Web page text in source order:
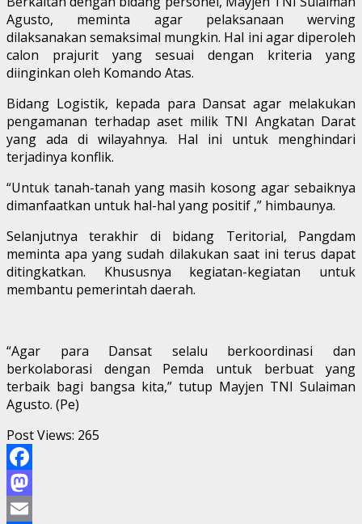
Agusto, meminta agar pelaksanaan werving
dilaksanakan semaksimal mungkin. Hal ini agar diperoleh
calon prajurit yang sesuai dengan kriteria yang
diinginkan oleh Komando Atas.
Bidang Logistik, kepada para Dansat agar melakukan
pengamanan terhadap aset milik TNI Angkatan Darat
yang ada di wilayahnya. Hal ini untuk menghindari
terjadinya konflik.
“Untuk tanah-tanah yang masih kosong agar sebaiknya
dimanfaatkan untuk hal-hal yang positif ,” himbaunya.
Selanjutnya terakhir di bidang Teritorial, Pangdam
meminta apa yang sudah dilakukan saat ini terus dapat
ditingkatkan. Khususnya kegiatan-kegiatan untuk
membantu pemerintah daerah.
“Agar para Dansat selalu berkoordinasi dan
berkolaborasi dengan Pemda untuk berbuat yang
terbaik bagi bangsa kita,” tutup Mayjen TNI Sulaiman
Agusto. (Pe)
Post Views: 265
Facebook
Mastodon